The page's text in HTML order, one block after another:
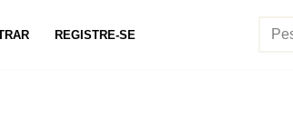
REGISTRE-SE